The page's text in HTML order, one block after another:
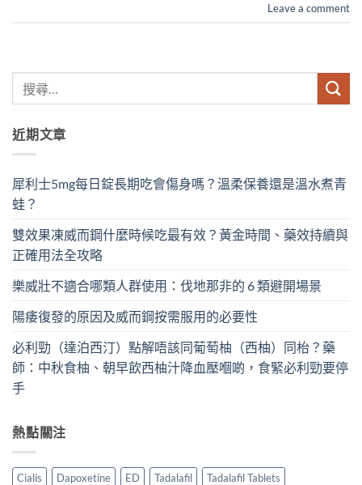
Leave a comment
近期文章
犀利士5mg每日錠長期吃會傷身嗎？溫柔保養還是溫水煮青
蛙？
雙效果凍威而鋼什麼時候吃最有效？黃金時間、藥效持續與
正確用法全攻略
樂威壯不適合哪類人群使用：伐地那非的 6 類避開場景
陽痿復發的原因及威而鋼按需服用的必要性
必利勁（達泊西汀）點解唔該同葡萄柚（西柚）同枱？藥
師：中秋食柚、朝早飲西柚汁降血壓嗰啲，食緊必利勁要停
手
熱點關注
Cialis Dapoxetine ED Tadalafil
Tadalafil Tablets